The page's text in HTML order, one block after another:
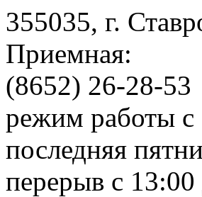
355035, г.
Приемная:
(8652) 26-28-53
режим работы
последняя
перерыв с